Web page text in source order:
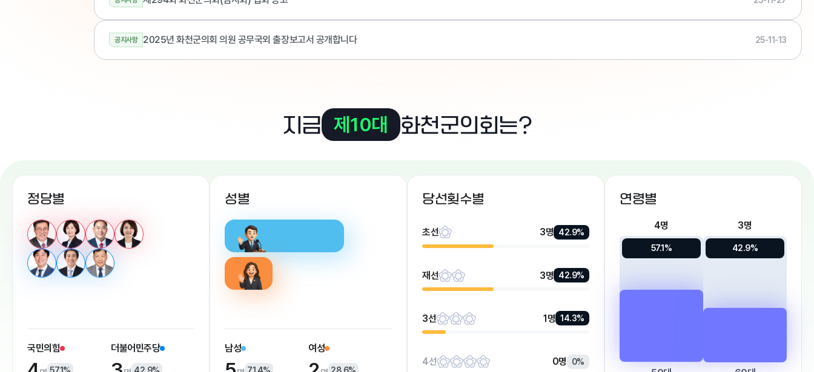
공지사항 2025년 화천군의회 의원 공무국외 출장보고서 공개합니다 25-11-13
지금 제10대 화천군의회는?
정당별
국민의힘
57.1%
더불어민주당
42.9%
성별
남성
71.4%
여성
28.6%
당선횟수별
초선 3명 42.9%
재선 3명 42.9%
3선 1명 14.3%
4선 0명 0%
연령별
4명
57.1%
3명
42.9%